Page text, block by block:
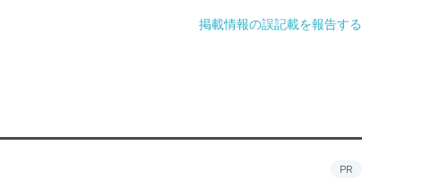
掲載情報の誤記載を報告する
PR